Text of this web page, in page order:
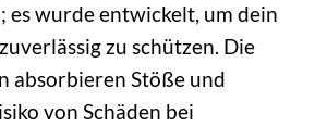
es wurde entwickelt, um dein
zu schützen. Die
absorbieren Stöße und
von Schäden bei